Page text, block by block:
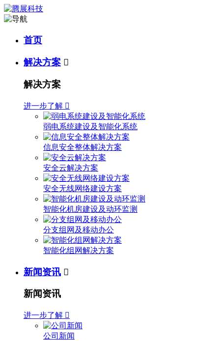
首页
解决方案 
解决方案
进一步了解 
弱电系统建设及智能化系统
信息安全整体解决方案
安全云解决方案
安全无线网络建设方案
智能化机房建设及动环监测
分支组网及移动办公
智能化组网解决方案
新闻资讯 
新闻资讯
进一步了解 
公司新闻